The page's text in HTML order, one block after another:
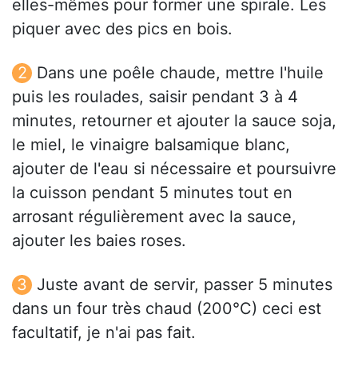
elles-mêmes pour former une spirale. Les
piquer avec des pics en bois.
Dans une poêle chaude, mettre l'huile
puis les roulades, saisir pendant 3 à 4
minutes, retourner et ajouter la sauce soja,
le miel, le vinaigre balsamique blanc,
ajouter de l'eau si nécessaire et poursuivre
la cuisson pendant 5 minutes tout en
arrosant régulièrement avec la sauce,
ajouter les baies roses.
Juste avant de servir, passer 5 minutes
dans un four très chaud (200°C) ceci est
facultatif, je n'ai pas fait.